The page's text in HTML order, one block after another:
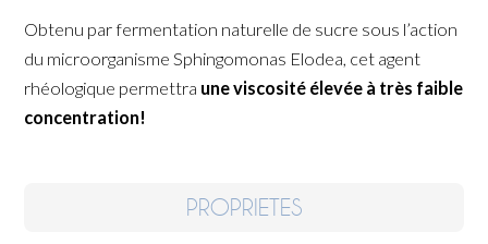
Obtenu par fermentation naturelle de sucre sous l’action
du microorganisme Sphingomonas Elodea, cet agent
rhéologique permettra une viscosité élevée à très faible
concentration!
PROPRIETES